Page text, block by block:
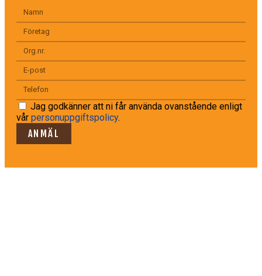
Jag godkänner att ni får använda ovanstående enligt
vår personuppgiftspolicy.
ANMÄL